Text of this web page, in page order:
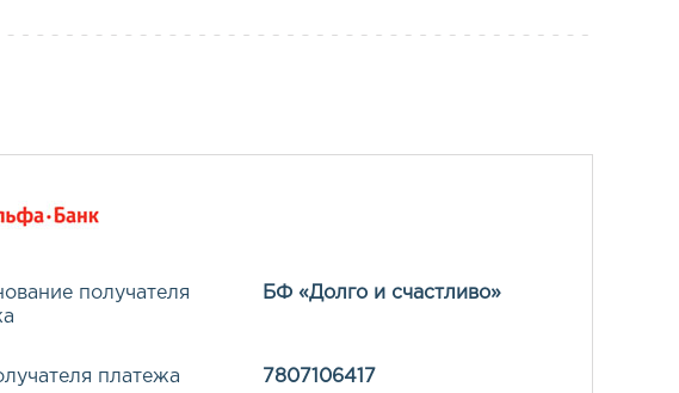
получателя
БФ «Долго и счастливо»
платежа 7807106417